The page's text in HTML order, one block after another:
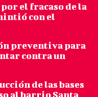
el fracaso de la
con el
preventiva para
contra un
de las bases
al barrio Santa